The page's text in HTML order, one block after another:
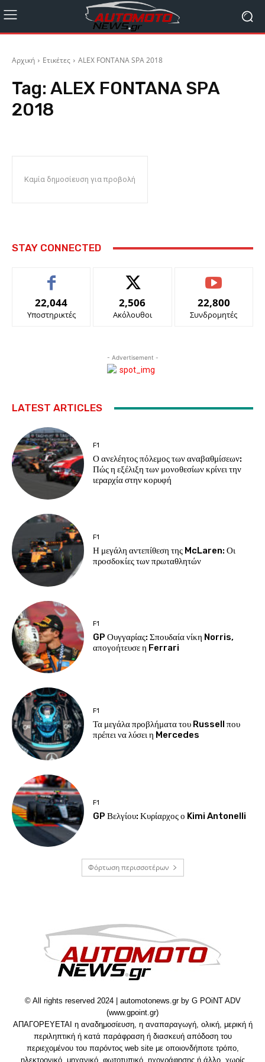
Αρχική Ετικέτες ALEX FONTANA SPA 2018
Tag: ALEX FONTANA SPA
2018
Καμία δημοσίευση για προβολή
STAY CONNECTED
22,044
Υποστηρικτές
2,506
Ακόλουθοι
22,800
Συνδρομητές
- Advertisement -
LATEST ARTICLES
F1
Ο ανελέητος πόλεμος των αναβαθμίσεων:
Πώς η εξέλιξη των μονοθεσίων κρίνει την
ιεραρχία στην κορυφή
F1
Η μεγάλη αντεπίθεση της McLaren: Οι
προσδοκίες των πρωταθλητών
F1
GP Ουγγαρίας: Σπουδαία νίκη Norris,
απογοήτευσε η Ferrari
F1
Τα μεγάλα προβλήματα του Russell που
πρέπει να λύσει η Mercedes
F1
GP Βελγίου: Κυρίαρχος ο Kimi Antonelli
Φόρτωση περισσοτέρων
© All rights reserved 2024 | automotonews.gr by G POiNT ADV
(www.gpoint.gr)
ΑΠΑΓΟΡΕΥΕΤΑΙ η αναδημοσίευση, η αναπαραγωγή, ολική, μερική ή
περιληπτική ή κατά παράφραση ή διασκευή απόδοση του
περιεχομένου του παρόντος web site με οποιονδήποτε τρόπο,
ηλεκτρονικό, μηχανικό, φωτοτυπικό, ηχογράφησης ή άλλο, χωρίς